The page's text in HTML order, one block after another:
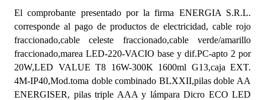
DOCUMENTOS
Informes de Gestión
Proyectos Presentados
Dictámenes Asesoría Letrada
El comprobante presentado por la firma ENERGIA S.R.L.
corresponde al pago de productos de electricidad, cable rojo
fraccionado,cable celeste fraccionado,cable verde/amarillo
fraccionado,marea LED-220-VACIO base y dif.PC-apto 2 por
20W,LED VALUE T8 16W-300K 1600ml G13,caja EXT.
4M-IP40,Mod.toma doble combinado BLXXII,pilas doble AA
ENERGISER, pilas triple AAA y lámpara Dicro ECO LED